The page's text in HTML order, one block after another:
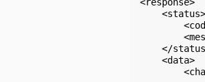
    <status>
</
    <data>